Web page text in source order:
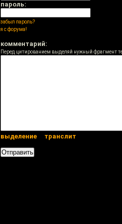
пароль:
забыл пароль?
я с форума!
комментарий:
Перед цитированием выделяй нужный фрагмент
выделение транслит